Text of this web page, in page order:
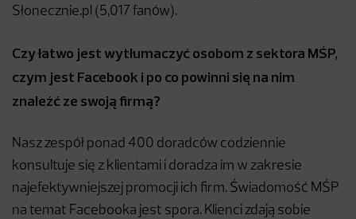
Słonecznie.pl (5,017 fanów).
Czy łatwo jest wytłumaczyć osobom z sektora MŚP,
czym jest Facebook i po co powinni się na nim
znaleźć ze swoją firmą?
Nasz zespół ponad 400 doradców codziennie
konsultuje się z klientami i doradza im w zakresie
najefektywniejszej promocji ich firm. Świadomość MŚP
na temat Facebooka jest spora. Klienci zdają sobie